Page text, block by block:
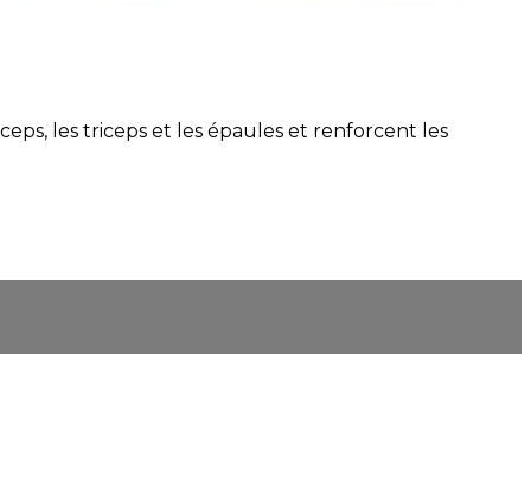
les triceps et les épaules et renforcent les